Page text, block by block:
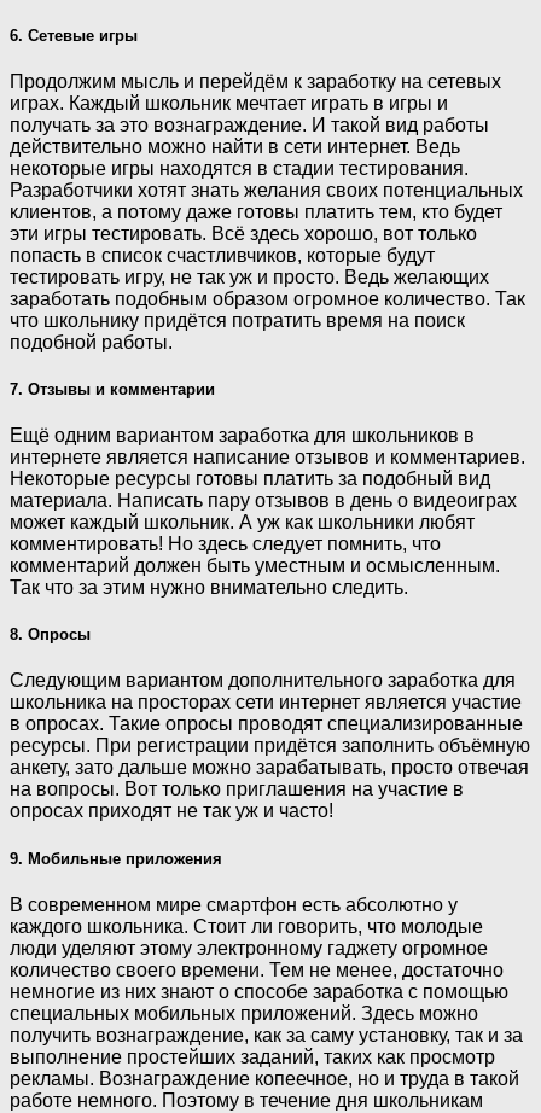
6. Сетевые игры
Продолжим мысль и перейдём к заработку на сетевых
играх. Каждый школьник мечтает играть в игры и
получать за это вознаграждение. И такой вид работы
действительно можно найти в сети интернет. Ведь
некоторые игры находятся в стадии тестирования.
Разработчики хотят знать желания своих потенциальных
клиентов, а потому даже готовы платить тем, кто будет
эти игры тестировать. Всё здесь хорошо, вот только
попасть в список счастливчиков, которые будут
тестировать игру, не так уж и просто. Ведь желающих
заработать подобным образом огромное количество. Так
что школьнику придётся потратить время на поиск
подобной работы.
7. Отзывы и комментарии
Ещё одним вариантом заработка для школьников в
интернете является написание отзывов и комментариев.
Некоторые ресурсы готовы платить за подобный вид
материала. Написать пару отзывов в день о видеоиграх
может каждый школьник. А уж как школьники любят
комментировать! Но здесь следует помнить, что
комментарий должен быть уместным и осмысленным.
Так что за этим нужно внимательно следить.
8. Опросы
Следующим вариантом дополнительного заработка для
школьника на просторах сети интернет является участие
в опросах. Такие опросы проводят специализированные
ресурсы. При регистрации придётся заполнить объёмную
анкету, зато дальше можно зарабатывать, просто отвечая
на вопросы. Вот только приглашения на участие в
опросах приходят не так уж и часто!
9. Мобильные приложения
В современном мире смартфон есть абсолютно у
каждого школьника. Стоит ли говорить, что молодые
люди уделяют этому электронному гаджету огромное
количество своего времени. Тем не менее, достаточно
немногие из них знают о способе заработка с помощью
специальных мобильных приложений. Здесь можно
получить вознаграждение, как за саму установку, так и за
выполнение простейших заданий, таких как просмотр
рекламы. Вознаграждение копеечное, но и труда в такой
работе немного. Поэтому в течение дня школьникам